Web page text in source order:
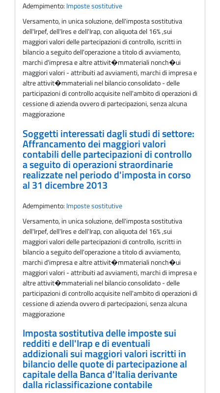
Adempimento: Imposte sostitutive
Versamento, in unica soluzione, dell'imposta sostitutiva
dell'Irpef, dell'Ires e dell'Irap, con aliquota del 16% ,sui
maggiori valori delle partecipazioni di controllo, iscritti in
bilancio a seguito dell'operazione a titolo di avviamento,
marchi d'impresa e altre attivit�mmateriali nonch�ui
maggiori valori - attribuiti ad avviamenti, marchi di impresa e
altre attivit�mmateriali nel bilancio consolidato - delle
participazioni di controllo acquisite nell'ambito di operazioni di
cessione di azienda ovvero di partecipazioni, senza alcuna
maggiorazione
Soggetti interessati dagli studi di settore:
Affrancamento dei maggiori valori
contabili delle partecipazioni di controllo
a seguito di operazioni straordinarie
realizzate nel periodo d'imposta in corso
al 31 dicembre 2013
Adempimento: Imposte sostitutive
Versamento, in unica soluzione, dell'imposta sostitutiva
dell'Irpef, dell'Ires e dell'Irap, con aliquota del 16% ,sui
maggiori valori delle partecipazioni di controllo, iscritti in
bilancio a seguito dell'operazione a titolo di avviamento,
marchi d'impresa e altre attivit�mmateriali nonch�ui
maggiori valori - attribuiti ad avviamenti, marchi di impresa e
altre attivit�mmateriali nel bilancio consolidato - delle
participazioni di controllo acquisite nell'ambito di operazioni di
cessione di azienda ovvero di partecipazioni, senza alcuna
maggiorazione
Imposta sostitutiva delle imposte sui
redditi e dell'Irap e di eventuali
addizionali sui maggiori valori iscritti in
bilancio delle quote di partecipazione al
capitale della Banca d'Italia derivante
dalla riclassificazione contabile